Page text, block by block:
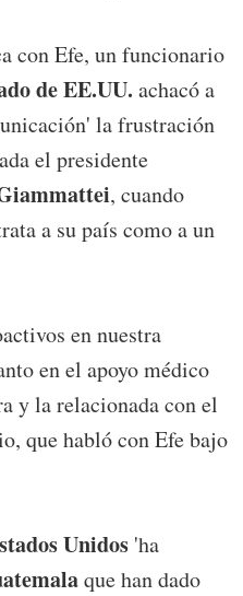
con Efe, un funcionario
de EE.UU. achacó a
la frustración
el presidente
, cuando
a su país como a un
en nuestra
en el apoyo médico
y la relacionada con el
que habló con Efe bajo
Unidos 'ha
que han dado